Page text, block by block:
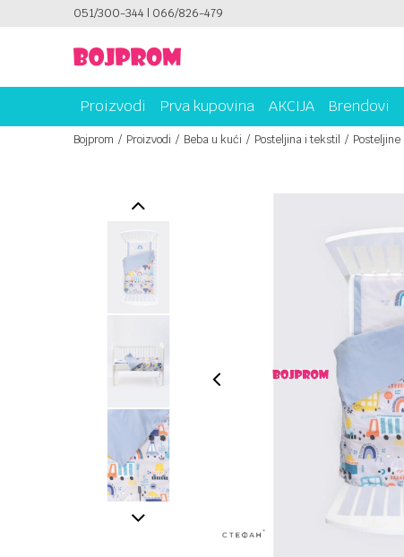
051/300-344 | 066/826-479PLATI UNICREDIT KARTICOM NA RATE!
Proizvodi Prva kupovina AKCIJA Brendovi
Bojprom Proizvodi Beba u kući Posteljina i tekstil Posteljine